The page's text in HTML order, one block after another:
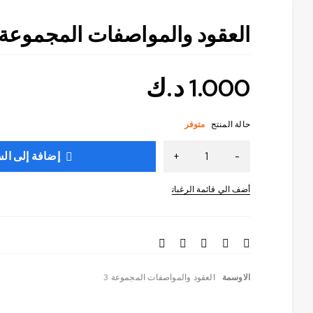
العقود والمواصفات المجموعة
1.000د.ك
حالة المنتج متوفر
إضافة إلى
الاوسمة العقود والمواصفات المجموعة 3